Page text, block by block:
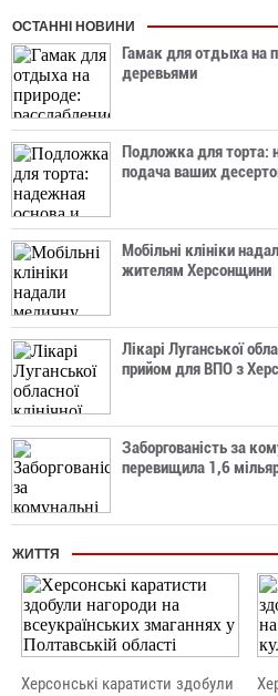
ОСТАННІ НОВИНИ
Гамак для отдыха на
деревьями
Подложка для торта:
подача ваших
Мобільні клініки
жителям Херсонщини
Лікарі Луганської
прийом для ВПО з
Заборгованість за
перевищила 1,6
ЖИТТЯ
Херсонські каратисти здобули